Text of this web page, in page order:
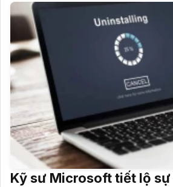
Kỹ sư Microsoft tiết lộ sự